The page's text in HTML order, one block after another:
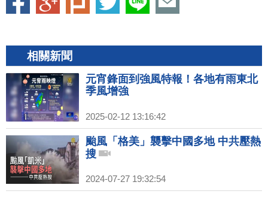
相關新聞
元宵鋒面到強風特報！各地有雨東北
季風增強
2025-02-12 13:16:42
颱風「格美」襲擊中國多地 中共壓熱
搜
2024-07-27 19:32:54